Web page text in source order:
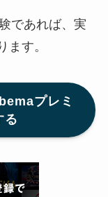
であれば、実
ます。
プレミ
る